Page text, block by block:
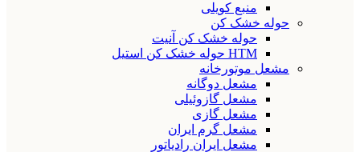
منبع کویلی
حوله خشک کن
حوله خشک کن آنیت
HTM حوله خشک کن استیل
مشعل موتورخانه
مشعل دوگانه
مشعل گازوئیلی
مشعل گازی
مشعل گرم ایران
مشعل ایران رادیاتور